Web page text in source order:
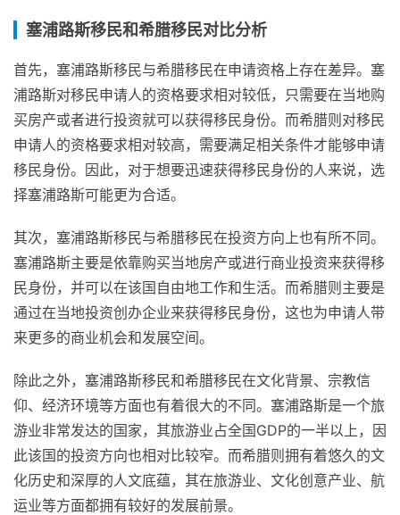
塞浦路斯移民和希腊移民对比分析
首先，塞浦路斯移民与希腊移民在申请资格上存在差异。塞
浦路斯对移民申请人的资格要求相对较低，只需要在当地购
买房产或者进行投资就可以获得移民身份。而希腊则对移民
申请人的资格要求相对较高，需要满足相关条件才能够申请
移民身份。因此，对于想要迅速获得移民身份的人来说，选
择塞浦路斯可能更为合适。
其次，塞浦路斯移民与希腊移民在投资方向上也有所不同。
塞浦路斯主要是依靠购买当地房产或进行商业投资来获得移
民身份，并可以在该国自由地工作和生活。而希腊则主要是
通过在当地投资创办企业来获得移民身份，这也为申请人带
来更多的商业机会和发展空间。
除此之外，塞浦路斯移民和希腊移民在文化背景、宗教信
仰、经济环境等方面也有着很大的不同。塞浦路斯是一个旅
游业非常发达的国家，其旅游业占全国GDP的一半以上，因
此该国的投资方向也相对比较窄。而希腊则拥有着悠久的文
化历史和深厚的人文底蕴，其在旅游业、文化创意产业、航
运业等方面都拥有较好的发展前景。